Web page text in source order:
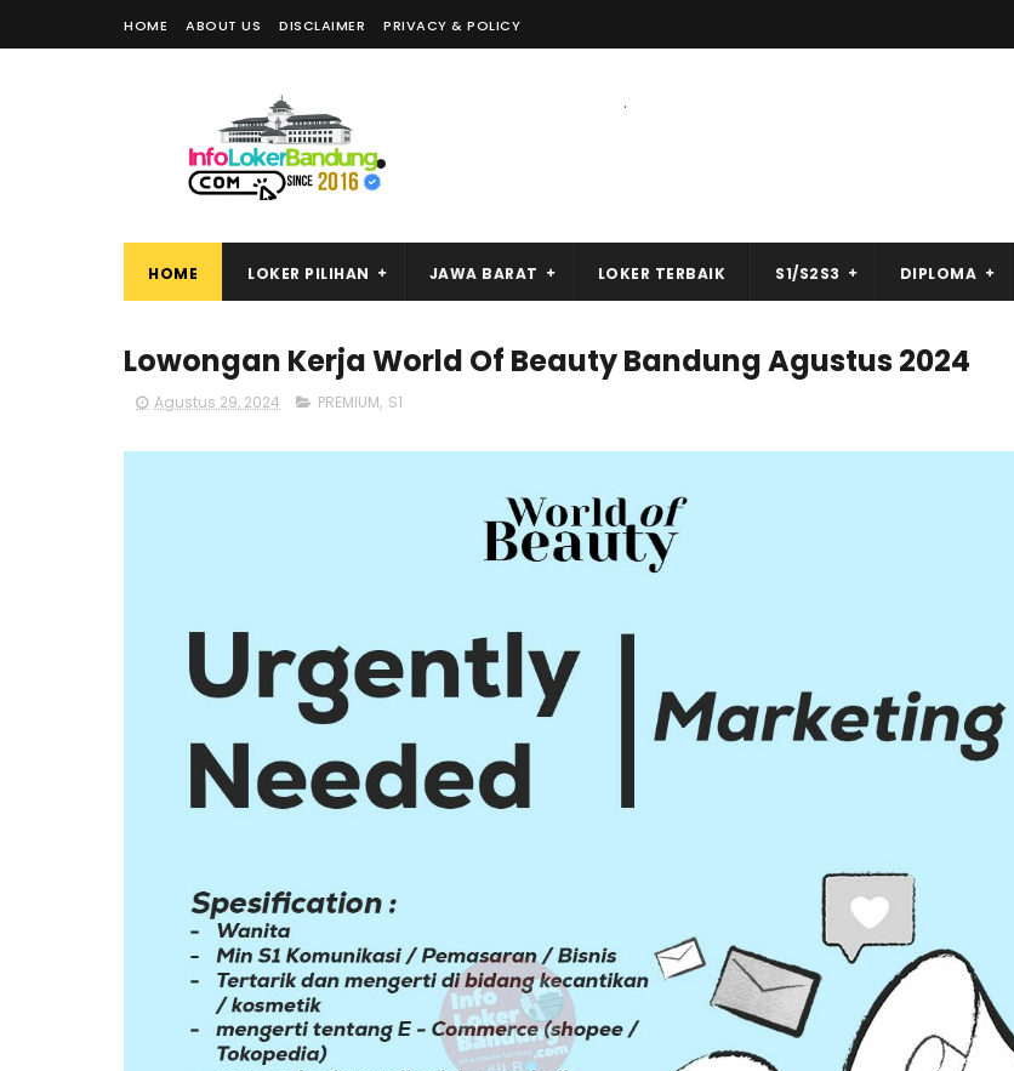
HOME ABOUT US DISCLAIMER PRIVACY & POLICY
.
HOME LOKER PILIHAN JAWA BARAT LOKER TERBAIK S1/S2S3 DIPLOMA
Lowongan Kerja World Of Beauty Bandung Agustus 2024
Agustus 29, 2024 PREMIUM, S1